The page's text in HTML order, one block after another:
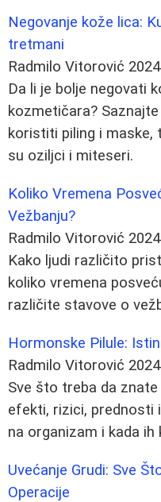
Negovanje kože lica:
tretmani
Radmilo Vitorović
Da li je bolje negovati
kozmetičara?
koristiti piling i maske,
su oziljci i miteseri.
Koliko Vremena
Vežbanju?
Radmilo Vitorović
Kako ljudi različito
koliko vremena
različite stavove o
Hormonske Pilule:
Radmilo Vitorović
Sve što treba da
efekti, rizici, prednosti
na organizam i kada
Uvećanje Grudi: Sve
Operacije